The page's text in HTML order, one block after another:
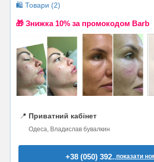
🛍️ Товари (2)
🎁 Знижка 10% за промокодом Barb
📍 Приватний кабінет
Одеса, Владислав бувалкин
+38 (050) 392..показати